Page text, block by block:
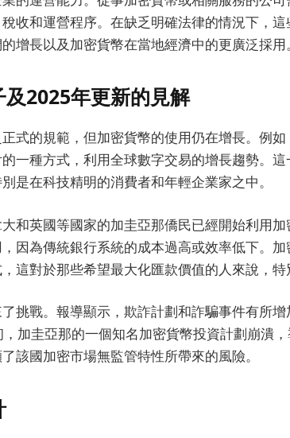
收和運營程序。在缺乏明確法律的情況下，
增長以及加密貨幣在當地經濟中的更廣泛採用。
2025年更新的見解
式的規範，但加密貨幣的使用仍在增長。例
一種方式，利用全球數字交易的增長趨勢。
是在科技精明的消費者和年輕企業家之中。
和英國等國家的加圭亞那僑民已經開始利用
因為傳統銀行系統的成本過高或效率低下。
這對於那些希望最大化匯款價值的人來說，特
挑戰。報導顯示，欺詐計劃和詐騙事件有所
加圭亞那的一個知名加密貨幣投資計劃崩潰
該國加密市場無監管特性所帶來的風險。